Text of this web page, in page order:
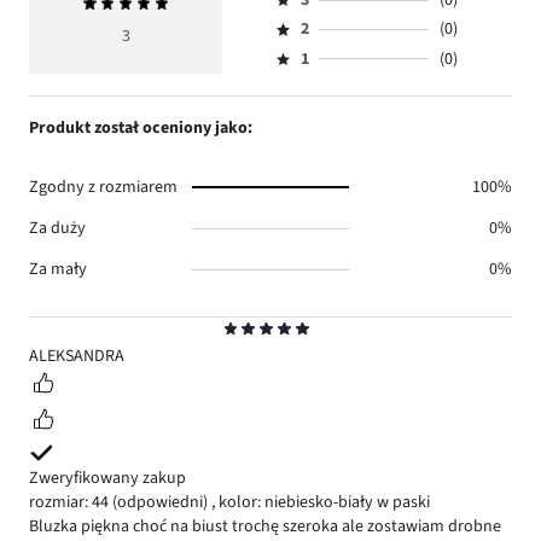
5
ALEKSANDRA
Zweryfikowany zakup
rozmiar: 44 (odpowiedni) , kolor: niebiesko-biały w paski
Bluzka piękna choć na biust trochę szeroka ale zostawiam drobne
ocena
3
głosów
3.
4,
ilość
głosów
Ocena
3,
ilość
Ocena
2,
2
(0)
Ocena
1,
1 (0)
Produkt został oceniony jako:
Zgodny z rozmiarem
100%
Za duży
0%
Za mały
0%